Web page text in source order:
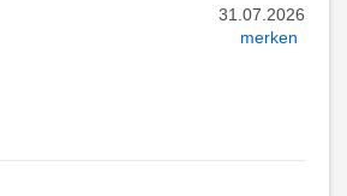
31.07.2026
merken